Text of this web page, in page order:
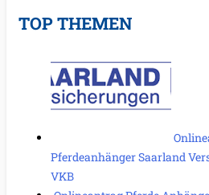
TOP THEMEN
Pferdeanhänger Saarland
VKB